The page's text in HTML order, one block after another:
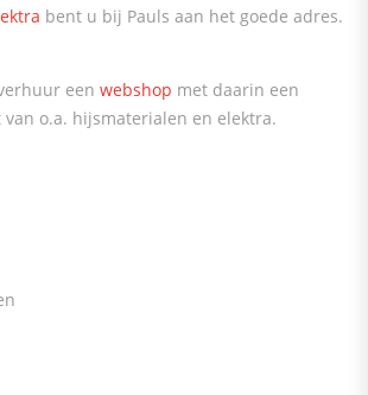
bent u bij Pauls aan het goede adres.
een webshop met daarin een
o.a. hijsmaterialen en elektra.